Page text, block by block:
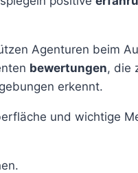
Agenturen beim
bewertungen, die
erkennt.
und wichtige